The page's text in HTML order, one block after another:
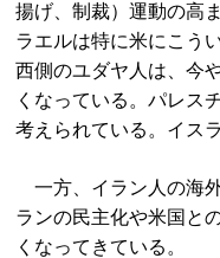
揚げ、制裁）運動の高
ラエルは特に米にこう
西側のユダヤ人は、今
くなっている。パレス
考えられている。イス
一方、イラン人の海
ランの民主化や米国と
くなってきている。